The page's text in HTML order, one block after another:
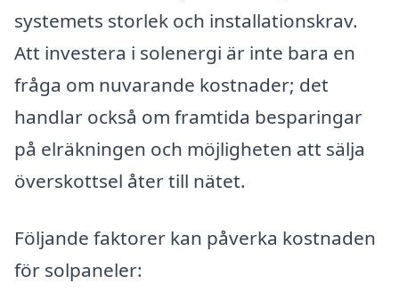
systemets storlek och installationskrav.
Att investera i solenergi är inte bara en
fråga om nuvarande kostnader; det
handlar också om framtida besparingar
på elräkningen och möjligheten att sälja
överskottsel åter till nätet.
Följande faktorer kan påverka kostnaden
för solpaneler: